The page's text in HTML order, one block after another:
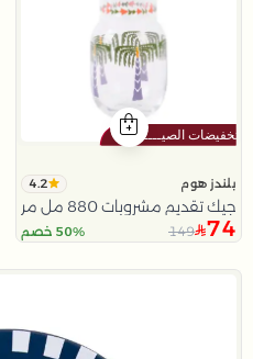
بلندز هوم 4.2
جيك تقديم مشروبات 880 مل من رتيلة
74
149 50% خصم